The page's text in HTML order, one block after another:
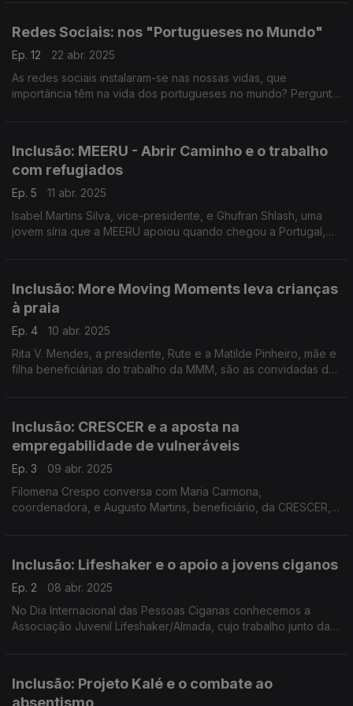
Redes Sociais: nos "Portugueses no Mundo"
Ep. 12
22 abr. 2025
As redes sociais instalaram-se nas nossas vidas, que
importância têm na vida dos portugueses no mundo? Pergunta
Inclusão: MEERU - Abrir Caminho e o trabalho
com refugiados
Ep. 5
11 abr. 2025
Isabel Martins Silva, vice-presidente, e Ghufran Shlash, uma
jovem síria que a MEERU apoiou quando chegou a Portugal,
Inclusão: More Moving Moments leva crianças
à praia
Ep. 4
10 abr. 2025
Rita V. Mendes, a presidente, Rute e a Matilde Pinheiro, mãe e
filha beneficiárias do trabalho da MMM, são as convidadas da
Inclusão: CRESCER e a aposta na
empregabilidade de vulneráveis
Ep. 3
09 abr. 2025
Filomena Crespo conversa com Maria Carmona,
coordenadora, e Augusto Martins, beneficiário, da CRESCER,
Inclusão: Lifeshaker e o apoio a jovens ciganos
Ep. 2
08 abr. 2025
No Dia Internacional das Pessoas Ciganas conhecemos a
Associação Juvenil Lifeshaker/Almada, cujo trabalho junto da
Inclusão: Projeto Kalé e o combate ao
absentismo